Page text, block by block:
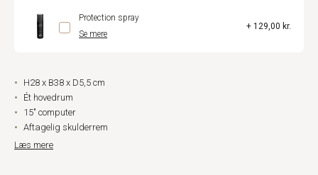
Protection spray
Se mere
+ 129,00 kr.
H28 x B38 x D5,5 cm
Ét hovedrum
15" computer
Aftagelig skulderrem
Læs mere